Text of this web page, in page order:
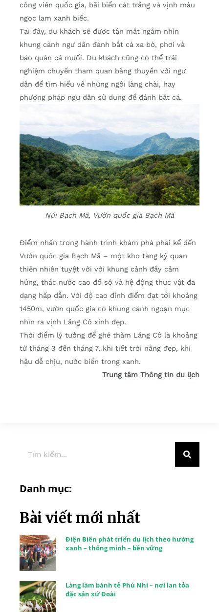
công viên quốc gia, bãi biển cát trắng và vịnh màu
ngọc lam xanh biếc.
Tại đây, du khách sẽ được tận mắt ngắm nhìn
khung cảnh ngư dân đánh bắt cá xa bờ, phơi và
bảo quản cá muối. Du khách cũng có thể trải
nghiệm chuyến tham quan bằng thuyền với ngư
dân để tìm hiểu về những ngôi làng chài, hay
phương pháp ngư dân sử dụng để đánh bắt cá.
Núi Bạch Mã, Vườn quốc gia Bạch Mã
Điểm nhấn trong hành trình khám phá phải kể đến
Vườn quốc gia Bạch Mã – một kho tàng kỳ quan
thiên nhiên tuyệt vời với khung cảnh đầy cảm
hứng, thác nước cao đồ sộ và hệ động thực vật đa
dạng hấp dẫn. Với độ cao đỉnh điểm đạt tới khoảng
1450m, vườn quốc gia có khung cảnh ngoạn mục
nhìn ra vịnh Lăng Cô xinh đẹp.
Thời điểm lý tưởng để ghé thăm Lăng Cô là khoảng
từ tháng 3 đến tháng 7, khi tiết trời nắng đẹp, khí
hậu dễ chịu, nước biển trong xanh.
Trung tâm Thông tin du lịch
Danh mục:
Bài viết mới nhất
Điện Biên phát triển du lịch theo hướng
xanh – thông minh – bền vững
Làng làm bánh tẻ Phú Nhi – nơi lan tỏa
đặc sản xứ Đoài